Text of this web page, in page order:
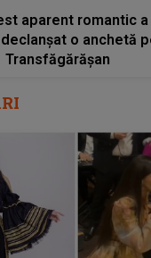
aparent romantic
o anchetă
Transfăgărășan